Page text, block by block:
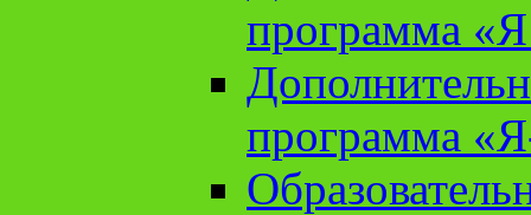
программа «Я
программа